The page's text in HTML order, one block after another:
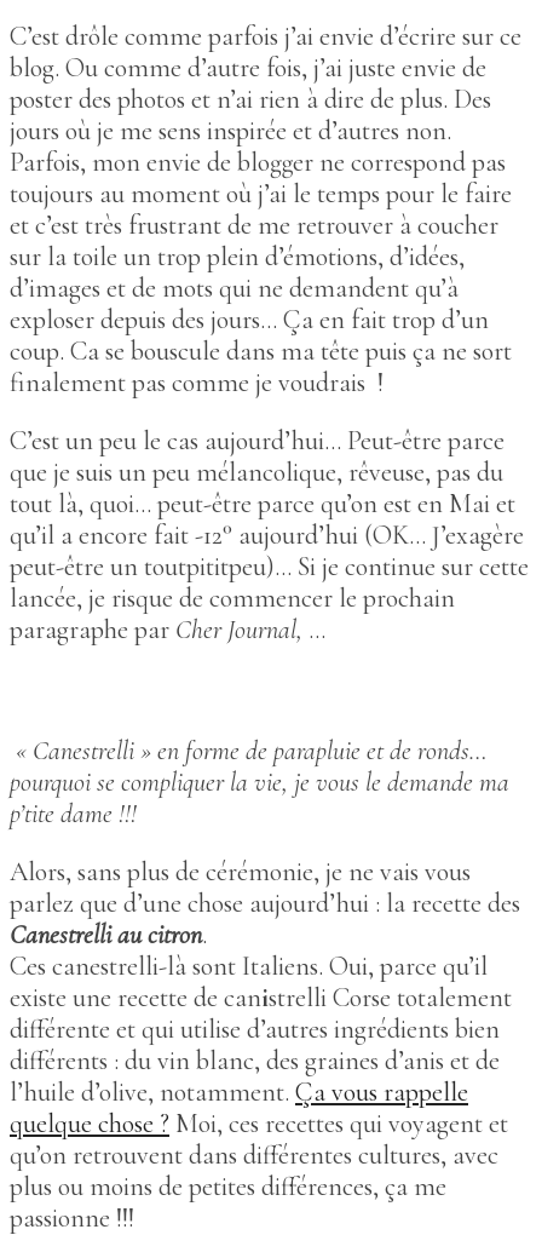
C’est drôle comme parfois j’ai envie d’écrire sur ce
blog. Ou comme d’autre fois, j’ai juste envie de
poster des photos et n’ai rien à dire de plus. Des
jours où je me sens inspirée et d’autres non.
Parfois, mon envie de blogger ne correspond pas
toujours au moment où j’ai le temps pour le faire
et c’est très frustrant de me retrouver à coucher
sur la toile un trop plein d’émotions, d’idées,
d’images et de mots qui ne demandent qu’à
exploser depuis des jours… Ça en fait trop d’un
coup. Ca se bouscule dans ma tête puis ça ne sort
finalement pas comme je voudrais !
C’est un peu le cas aujourd’hui… Peut-être parce
que je suis un peu mélancolique, rêveuse, pas du
tout là, quoi… peut-être parce qu’on est en Mai et
qu’il a encore fait -12° aujourd’hui (OK… J’exagère
peut-être un toutpititpeu)… Si je continue sur cette
lancée, je risque de commencer le prochain
paragraphe par Cher Journal, …
« Canestrelli » en forme de parapluie et de ronds…
pourquoi se compliquer la vie, je vous le demande ma
p’tite dame !!!
Alors, sans plus de cérémonie, je ne vais vous
parlez que d’une chose aujourd’hui : la recette des
Canestrelli au citron.
Ces canestrelli-là sont Italiens. Oui, parce qu’il
existe une recette de canistrelli Corse totalement
différente et qui utilise d’autres ingrédients bien
différents : du vin blanc, des graines d’anis et de
l’huile d’olive, notamment. Ça vous rappelle
quelque chose ? Moi, ces recettes qui voyagent et
qu’on retrouvent dans différentes cultures, avec
plus ou moins de petites différences, ça me
passionne !!!